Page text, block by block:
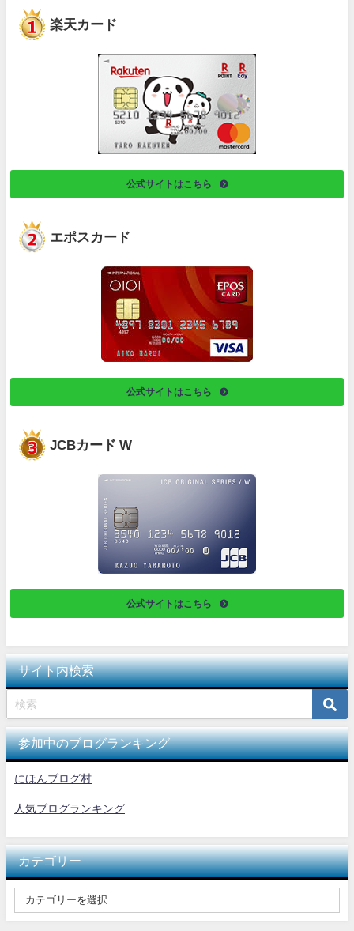
楽天カード
公式サイトはこちら
エポスカード
公式サイトはこちら
JCBカード W
公式サイトはこちら
サイト内検索
参加中のブログランキング
にほんブログ村
人気ブログランキング
カテゴリー